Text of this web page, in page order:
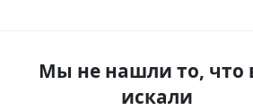
Мы не нашли то, что
искали